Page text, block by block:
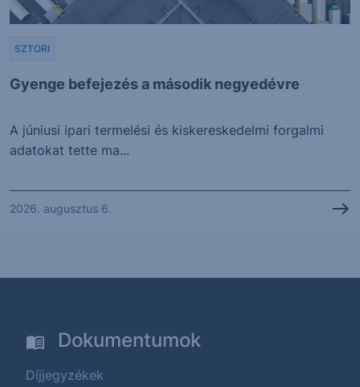
Gyenge befejezés a második negyedévre
SZTORI
A júniusi ipari termelési és kiskereskedelmi forgalmi
adatokat tette ma...
2026. augusztus 6.
Dokumentumok
Díjjegyzékek